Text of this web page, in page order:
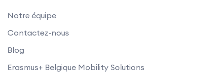
Notre équipe
Contactez-nous
Blog
Erasmus+ Belgique Mobility Solutions